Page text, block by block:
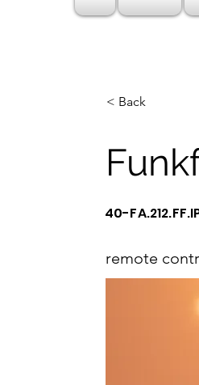
< Back
40-
remote